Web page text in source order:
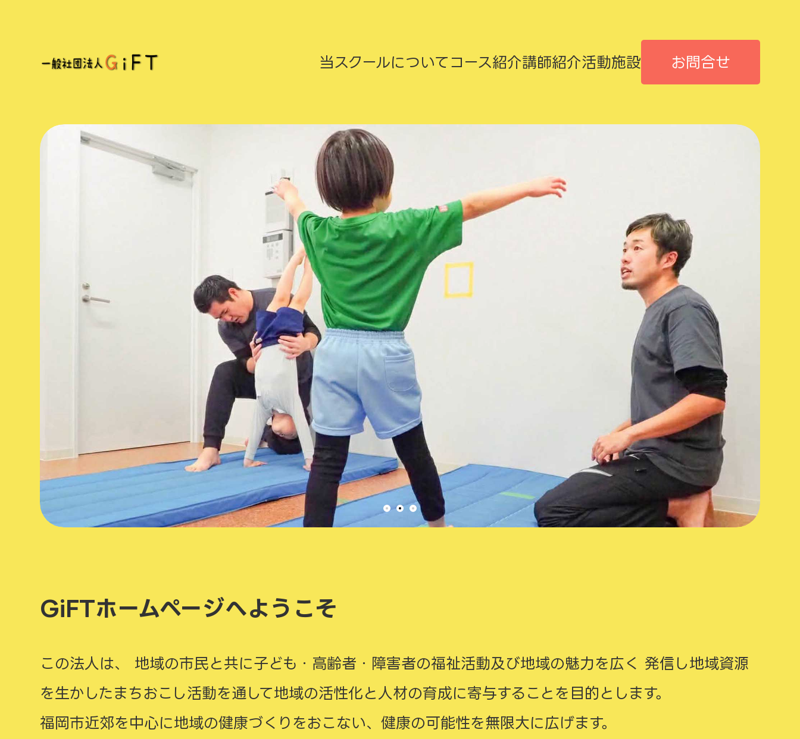
当スクールについて コース紹介講師紹介活動施設 お問合せ
GiFTホームページへようこそ
この法人は、 地域の市民と共に子ども・高齢者・障害者の福祉活動及び地域の魅力を広く 発信し地域資源
を生かしたまちおこし活動を通して地域の活性化と人材の育成に寄与することを目的とします。
福岡市近郊を中心に地域の健康づくりをおこない、健康の可能性を無限大に広げます。